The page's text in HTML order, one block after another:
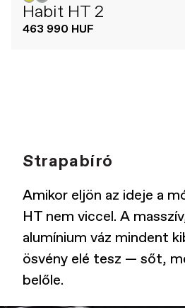
Habit HT 2
463 990 HUF
Strapabíró
Amikor eljön az ideje a
HT nem viccel. A
alumínium váz mindent
ösvény elé tesz — sőt,
belőle.